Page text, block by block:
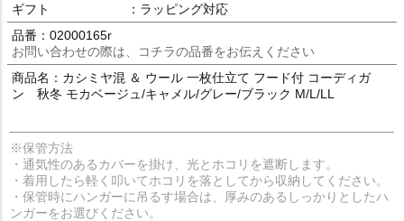
ギフト
：ラッピング対応
品番：02000165r
お問い合わせの際は、コチラの品番をお伝えください
商品名：カシミヤ混 ＆ ウール 一枚仕立て フード付 コーディガ
ン 秋冬 モカベージュ/キャメル/グレー/ブラック M/L/LL
※保管方法
・通気性のあるカバーを掛け、光とホコリを遮断します。
・着用したら軽く叩いてホコリを落としてから収納してください。
・保管時にハンガーに吊るす場合は、厚みのあるしっかりとしたハ
ンガーをお選びください。